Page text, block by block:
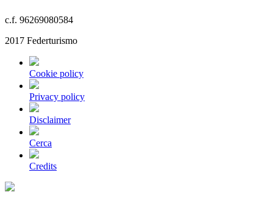
c.f. 96269080584
2017 Federturismo
Cookie policy
Privacy policy
Disclaimer
Cerca
Credits